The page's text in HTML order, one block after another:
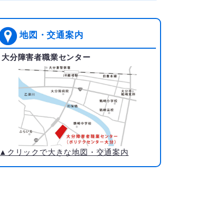
地図・交通案内
大分障害者職業センター
▲クリックで大きな地図・交通案内